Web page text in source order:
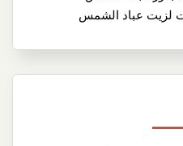
لزيت عباد الشمس